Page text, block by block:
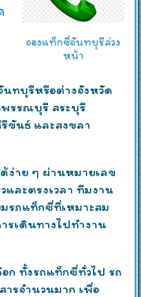
จองแท็กซี่จันทบุรีล่วง
หน้า
นทบุรีหรือต่างจังหวัด
รรณบุรี สระบุรี
ขันธ์ และสงขลา
ง่าย ๆ ผ่านหมายเลข
และตรงเวลา ทีมงาน
รถแท็กซี่ที่เหมาะสม
รเดินทางไปทำงาน
ก ทั้งรถแท็กซี่ทั่วไป รถ
รจำนวนมาก เพื่อ